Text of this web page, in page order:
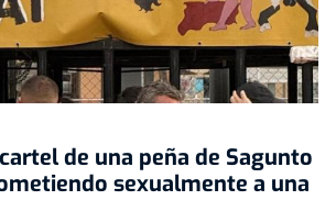
de una peña de Sagunto
sexualmente a una